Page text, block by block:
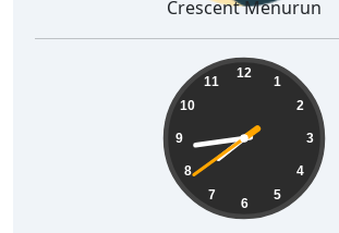
Crescent Menurun
12
1
2
3
4
5
6
7
8
9
10
11